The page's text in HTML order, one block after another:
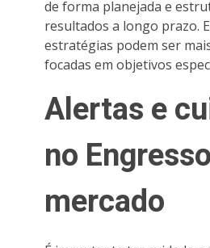
de forma planejada e
resultados a longo prazo.
estratégias podem ser
focadas em objetivos
Alertas e
no
mercado